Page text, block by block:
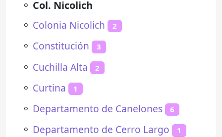
⚬ Col. Nicolich
⚬ Colonia Nicolich 2
⚬ Constitución 3
⚬ Cuchilla Alta 2
⚬ Curtina 1
⚬ Departamento de Canelones 6
⚬ Departamento de Cerro Largo 1